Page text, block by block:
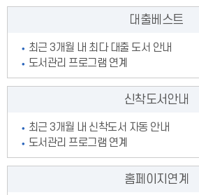
대출베스트
최근 3개월 내 최다 대출 도서 안내
도서관리 프로그램 연계
신착도서 안내
최근 3개월 내 신착도서 자동 안내
도서관리 프로그램 연계
홈페이지 연계